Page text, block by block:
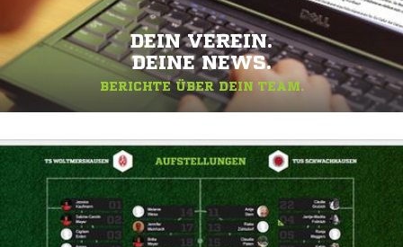
DEIN VEREIN.
DEINE NEWS.
BERICHTE ÜBER DEIN TEAM.